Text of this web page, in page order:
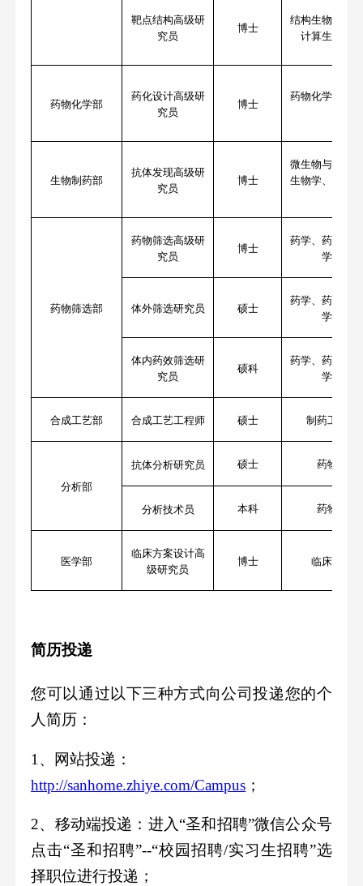
靶点结构高级研
究员
博士
结构生物学、
计算生物学
药物化学部
药化设计高级研
究员
博士
药物化学、有
生物制药部
抗体发现高级研
究员
博士
微生物与生化
生物学、免疫
药物筛选部
药物筛选高级研
究员
博士
药学、药理学
学、生
体外筛选研究员 硕士
药学、药理学
学、生
体内药效筛选研
究员
硕科
药学、药理学
学、生
合成工艺部 合成工艺工程师 硕士 制药工程、
分析部
抗体分析研究员 硕士 药物分析
分析技术员 本科 药物分析
医学部
临床方案设计高
级研究员
博士 临床医学
简历投递
您可以通过以下三种方式向公司投递您的个
人简历：
1、网站投递：
http://sanhome.zhiye.com/Campus ；
2、移动端投递：进入“圣和招聘”微信公众号
点击“圣和招聘”--“校园招聘/实习生招聘”选
择职位进行投递；